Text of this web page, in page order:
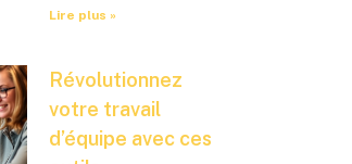
Lire plus »
Révolutionnez
votre travail
d’équipe avec ces